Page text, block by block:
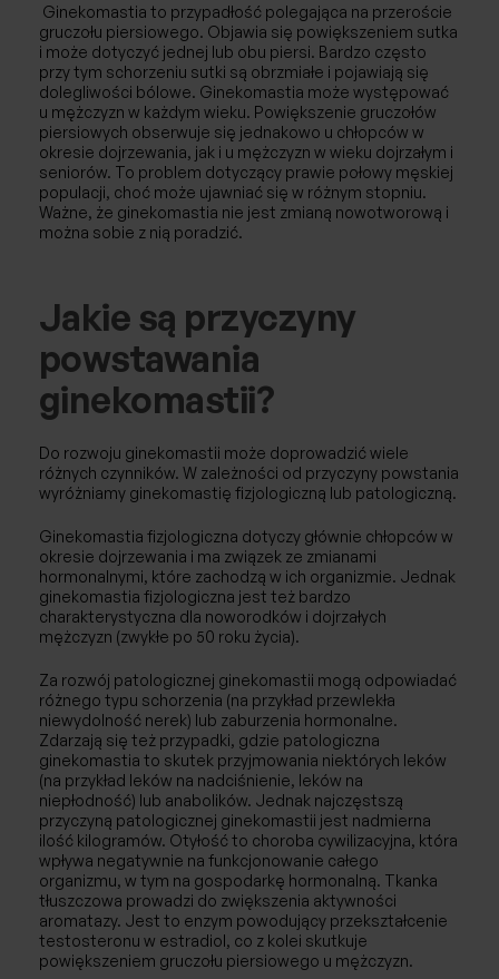
Ginekomastia to przypadłość polegająca na przeroście
gruczołu piersiowego. Objawia się powiększeniem sutka
i może dotyczyć jednej lub obu piersi. Bardzo często
przy tym schorzeniu sutki są obrzmiałe i pojawiają się
dolegliwości bólowe. Ginekomastia może występować
u mężczyzn w każdym wieku. Powiększenie gruczołów
piersiowych obserwuje się jednakowo u chłopców w
okresie dojrzewania, jak i u mężczyzn w wieku dojrzałym i
seniorów. To problem dotyczący prawie połowy męskiej
populacji, choć może ujawniać się w różnym stopniu.
Ważne, że ginekomastia nie jest zmianą nowotworową i
można sobie z nią poradzić.
Jakie są przyczyny
powstawania
ginekomastii?
Do rozwoju ginekomastii może doprowadzić wiele
różnych czynników. W zależności od przyczyny powstania
wyróżniamy ginekomastię fizjologiczną lub patologiczną.
Ginekomastia fizjologiczna dotyczy głównie chłopców w
okresie dojrzewania i ma związek ze zmianami
hormonalnymi, które zachodzą w ich organizmie. Jednak
ginekomastia fizjologiczna jest też bardzo
charakterystyczna dla noworodków i dojrzałych
mężczyzn (zwykłe po 50 roku życia).
Za rozwój patologicznej ginekomastii mogą odpowiadać
różnego typu schorzenia (na przykład przewlekła
niewydolność nerek) lub zaburzenia hormonalne.
Zdarzają się też przypadki, gdzie patologiczna
ginekomastia to skutek przyjmowania niektórych leków
(na przykład leków na nadciśnienie, leków na
niepłodność) lub anabolików. Jednak najczęstszą
przyczyną patologicznej ginekomastii jest nadmierna
ilość kilogramów. Otyłość to choroba cywilizacyjna, która
wpływa negatywnie na funkcjonowanie całego
organizmu, w tym na gospodarkę hormonalną. Tkanka
tłuszczowa prowadzi do zwiększenia aktywności
aromatazy. Jest to enzym powodujący przekształcenie
testosteronu w estradiol, co z kolei skutkuje
powiększeniem gruczołu piersiowego u mężczyzn.